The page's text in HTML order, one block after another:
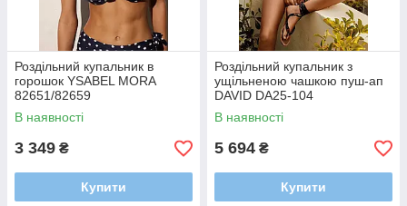
Роздільний купальник в
горошок YSABEL MORA
82651/82659
В наявності
3 349 ₴
Купити
Роздільний купальник з
ущільненою чашкою пуш-ап
DAVID DA25-104
В наявності
5 694 ₴
Купити